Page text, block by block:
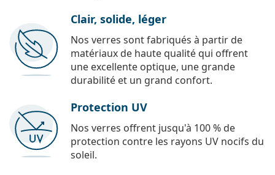
Clair, solide, léger
Nos verres sont fabriqués à partir de
matériaux de haute qualité qui offrent
une excellente optique, une grande
durabilité et un grand confort.
Protection UV
Nos verres offrent jusqu'à 100 % de
protection contre les rayons UV nocifs du
soleil.